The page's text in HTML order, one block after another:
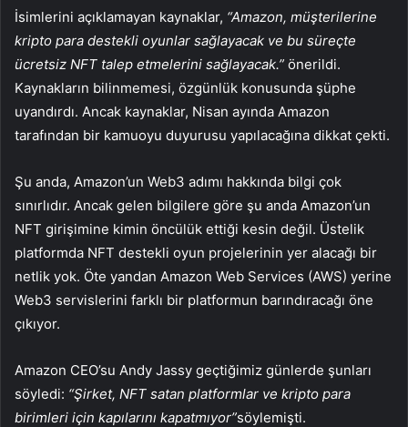
İsimlerini açıklamayan kaynaklar, “Amazon, müşterilerine
kripto para destekli oyunlar sağlayacak ve bu süreçte
ücretsiz NFT talep etmelerini sağlayacak.” önerildi.
Kaynakların bilinmemesi, özgünlük konusunda şüphe
uyandırdı. Ancak kaynaklar, Nisan ayında Amazon
tarafından bir kamuoyu duyurusu yapılacağına dikkat çekti.
Şu anda, Amazon’un Web3 adımı hakkında bilgi çok
sınırlıdır. Ancak gelen bilgilere göre şu anda Amazon’un
NFT girişimine kimin öncülük ettiği kesin değil. Üstelik
platformda NFT destekli oyun projelerinin yer alacağı bir
netlik yok. Öte yandan Amazon Web Services (AWS) yerine
Web3 servislerini farklı bir platformun barındıracağı öne
çıkıyor.
Amazon CEO’su Andy Jassy geçtiğimiz günlerde şunları
söyledi: “Şirket, NFT satan platformlar ve kripto para
birimleri için kapılarını kapatmıyor”söylemişti.